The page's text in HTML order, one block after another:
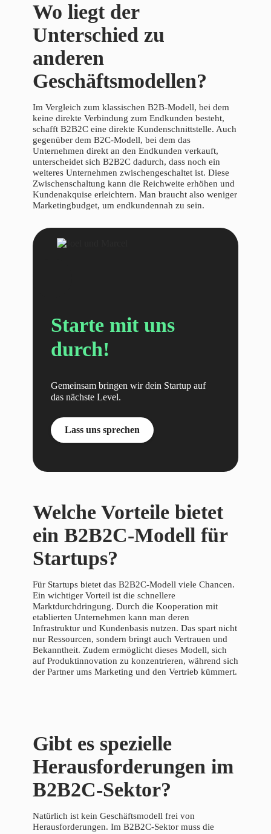
Wo liegt der
Unterschied zu
anderen
Geschäftsmodellen?
Im Vergleich zum klassischen B2B-Modell, bei dem
keine direkte Verbindung zum Endkunden besteht,
schafft B2B2C eine direkte Kundenschnittstelle. Auch
gegenüber dem B2C-Modell, bei dem das
Unternehmen direkt an den Endkunden verkauft,
unterscheidet sich B2B2C dadurch, dass noch ein
weiteres Unternehmen zwischengeschaltet ist. Diese
Zwischenschaltung kann die Reichweite erhöhen und
Kundenakquise erleichtern. Man braucht also weniger
Marketingbudget, um endkundennah zu sein.
Starte mit uns
durch!
Gemeinsam bringen wir dein Startup auf
das nächste Level.
Lass uns sprechen
Welche Vorteile bietet
ein B2B2C-Modell für
Startups?
Für Startups bietet das B2B2C-Modell viele Chancen.
Ein wichtiger Vorteil ist die schnellere
Marktdurchdringung. Durch die Kooperation mit
etablierten Unternehmen kann man deren
Infrastruktur und Kundenbasis nutzen. Das spart nicht
nur Ressourcen, sondern bringt auch Vertrauen und
Bekanntheit. Zudem ermöglicht dieses Modell, sich
auf Produktinnovation zu konzentrieren, während sich
der Partner ums Marketing und den Vertrieb kümmert.
Gibt es spezielle
Herausforderungen im
B2B2C-Sektor?
Natürlich ist kein Geschäftsmodell frei von
Herausforderungen. Im B2B2C-Sektor muss die